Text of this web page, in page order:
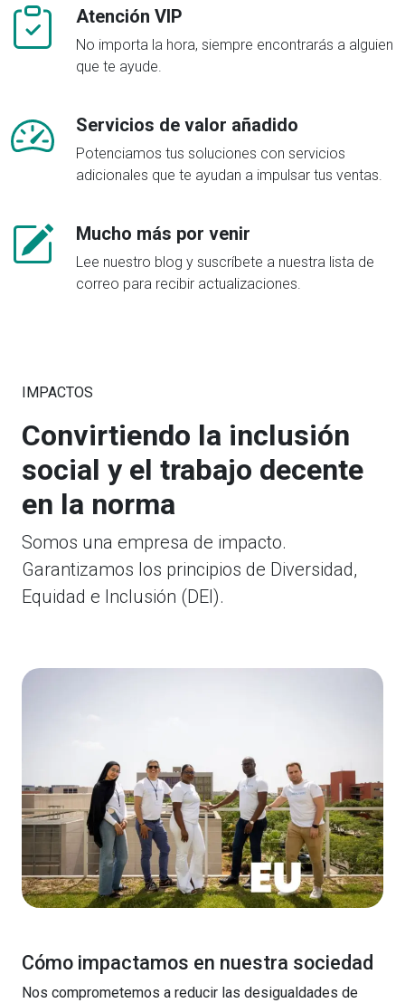
Atención VIP
No importa la hora, siempre encontrarás a alguien
que te ayude.
Servicios de valor añadido
Potenciamos tus soluciones con servicios
adicionales que te ayudan a impulsar tus ventas.
Mucho más por venir
Lee nuestro blog y suscríbete a nuestra lista de
correo para recibir actualizaciones.
IMPACTOS
Convirtiendo la inclusión
social y el trabajo decente
en la norma
Somos una empresa de impacto.
Garantizamos los principios de Diversidad,
Equidad e Inclusión (DEI).
Cómo impactamos en nuestra sociedad
Nos comprometemos a reducir las desigualdades de